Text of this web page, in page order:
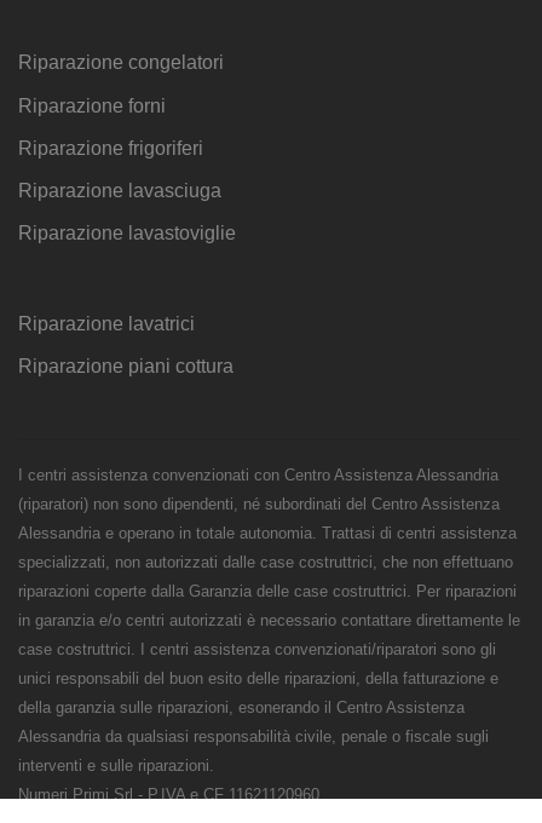
Riparazione congelatori
Riparazione forni
Riparazione frigoriferi
Riparazione lavasciuga
Riparazione lavastoviglie
Riparazione lavatrici
Riparazione piani cottura
I centri assistenza convenzionati con Centro Assistenza Alessandria
(riparatori) non sono dipendenti, né subordinati del Centro Assistenza
Alessandria e operano in totale autonomia. Trattasi di centri assistenza
specializzati, non autorizzati dalle case costruttrici, che non effettuano
riparazioni coperte dalla Garanzia delle case costruttrici. Per riparazioni
in garanzia e/o centri autorizzati è necessario contattare direttamente le
case costruttrici. I centri assistenza convenzionati/riparatori sono gli
unici responsabili del buon esito delle riparazioni, della fatturazione e
della garanzia sulle riparazioni, esonerando il Centro Assistenza
Alessandria da qualsiasi responsabilità civile, penale o fiscale sugli
interventi e sulle riparazioni.
Numeri Primi Srl - P.IVA e CF 11621120960